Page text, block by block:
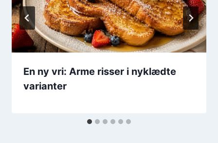
En ny vri: Arme risser i nyklædte
varianter